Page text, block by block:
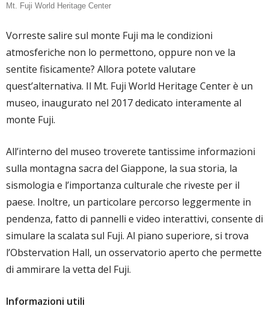
Mt. Fuji World Heritage Center
Vorreste salire sul monte Fuji ma le condizioni
atmosferiche non lo permettono, oppure non ve la
sentite fisicamente? Allora potete valutare
quest’alternativa. Il Mt. Fuji World Heritage Center è un
museo, inaugurato nel 2017 dedicato interamente al
monte Fuji.
All’interno del museo troverete tantissime informazioni
sulla montagna sacra del Giappone, la sua storia, la
sismologia e l’importanza culturale che riveste per il
paese. Inoltre, un particolare percorso leggermente in
pendenza, fatto di pannelli e video interattivi, consente di
simulare la scalata sul Fuji. Al piano superiore, si trova
l’Obstervation Hall, un osservatorio aperto che permette
di ammirare la vetta del Fuji.
Informazioni utili